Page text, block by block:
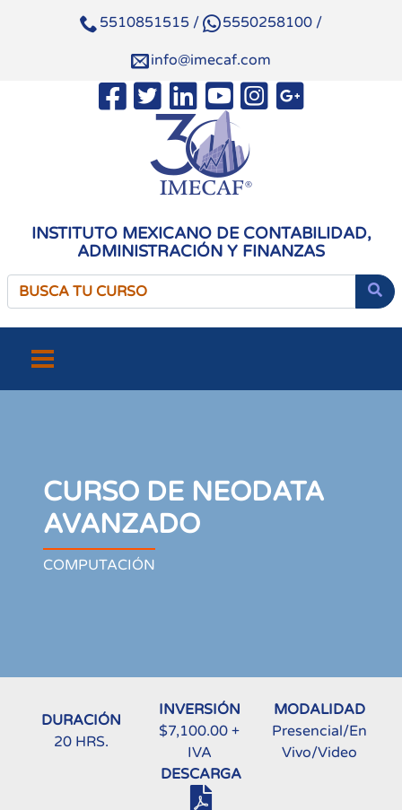
5510851515 / 5550258100 /
info@imecaf.com
INSTITUTO MEXICANO DE CONTABILIDAD,
ADMINISTRACIÓN Y FINANZAS
CURSO DE NEODATA
AVANZADO
COMPUTACIÓN
DURACIÓN
20 HRS.
INVERSIÓN
$7,100.00 +
IVA
MODALIDAD
Presencial/En
Vivo/Video
DESCARGA